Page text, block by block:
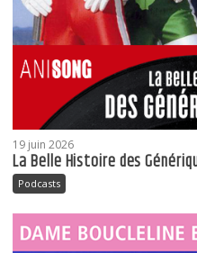
19 juin 2026
La Belle Histoire des
Podcasts